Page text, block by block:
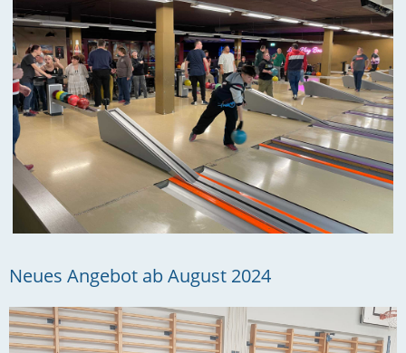
Neues Angebot ab August 2024